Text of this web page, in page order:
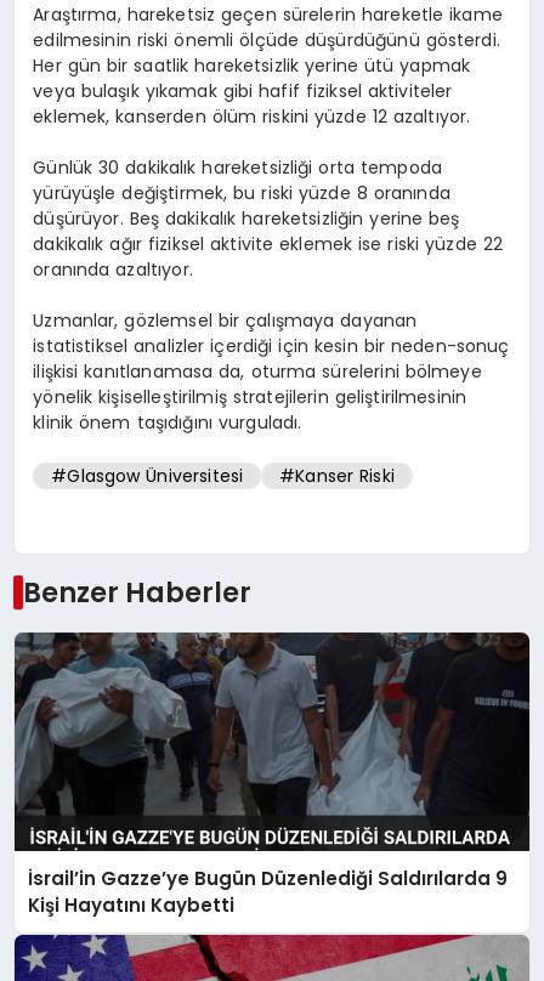
Araştırma, hareketsiz geçen sürelerin hareketle ikame
edilmesinin riski önemli ölçüde düşürdüğünü gösterdi.
Her gün bir saatlik hareketsizlik yerine ütü yapmak
veya bulaşık yıkamak gibi hafif fiziksel aktiviteler
eklemek, kanserden ölüm riskini yüzde 12 azaltıyor.
Günlük 30 dakikalık hareketsizliği orta tempoda
yürüyüşle değiştirmek, bu riski yüzde 8 oranında
düşürüyor. Beş dakikalık hareketsizliğin yerine beş
dakikalık ağır fiziksel aktivite eklemek ise riski yüzde 22
oranında azaltıyor.
Uzmanlar, gözlemsel bir çalışmaya dayanan
istatistiksel analizler içerdiği için kesin bir neden-sonuç
ilişkisi kanıtlanamasa da, oturma sürelerini bölmeye
yönelik kişiselleştirilmiş stratejilerin geliştirilmesinin
klinik önem taşıdığını vurguladı.
#Glasgow Üniversitesi #Kanser Riski
Benzer Haberler
İsrail’in Gazze’ye Bugün Düzenlediği Saldırılarda 9
Kişi Hayatını Kaybetti